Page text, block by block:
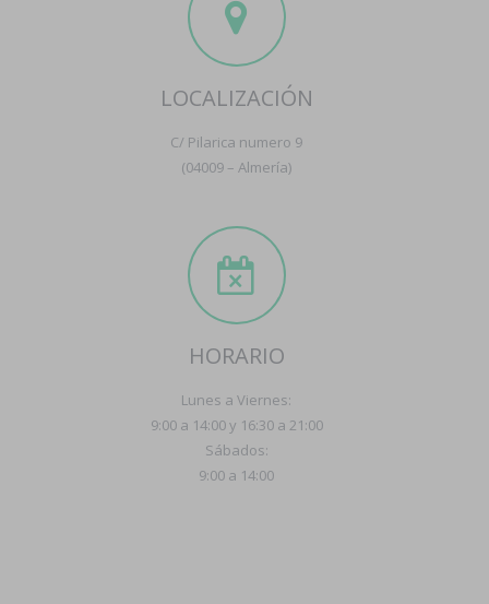
LOCALIZACIÓN
C/ Pilarica numero 9
(04009 – Almería)
HORARIO
Lunes a Viernes:
9:00 a 14:00 y 16:30 a 21:00
Sábados:
9:00 a 14:00